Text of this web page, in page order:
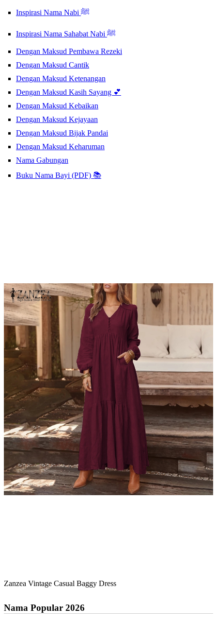
Inspirasi Nama Nabi ﷺ
Inspirasi Nama Sahabat Nabi ﷺ
Dengan Maksud Pembawa Rezeki
Dengan Maksud Cantik
Dengan Maksud Ketenangan
Dengan Maksud Kasih Sayang 💕
Dengan Maksud Kebaikan
Dengan Maksud Kejayaan
Dengan Maksud Bijak Pandai
Dengan Maksud Keharuman
Nama Gabungan
Buku Nama Bayi (PDF) 📚
Zanzea Vintage Casual Baggy Dress
Nama Popular 2026